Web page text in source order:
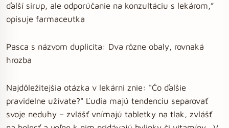
ďalší sirup, ale odporúčanie na konzultáciu s lekárom,”
opisuje farmaceutka
Pasca s názvom duplicita: Dva rôzne obaly, rovnaká
hrozba
Najdôležitejšia otázka v lekárni znie: "Čo ďalšie
pravidelne užívate?" Ľudia majú tendenciu separovať
svoje neduhy – zvlášť vnímajú tabletky na tlak, zvlášť